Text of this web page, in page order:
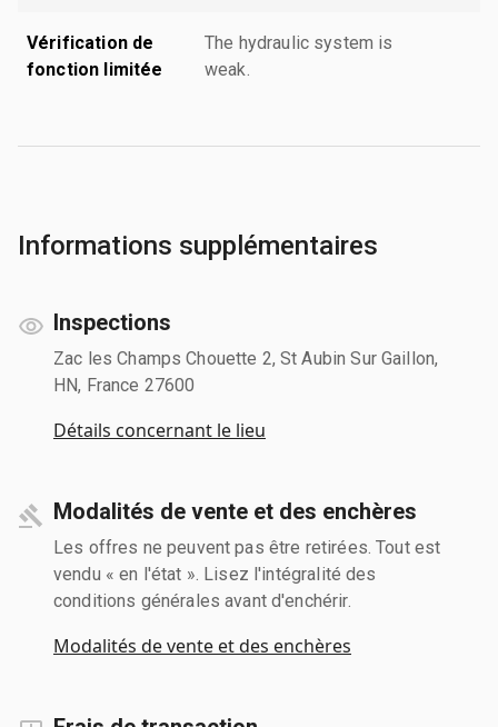
Vérification de
fonction limitée
The hydraulic system is
weak.
Informations supplémentaires
Inspections
Zac les Champs Chouette 2, St Aubin Sur Gaillon,
HN, France 27600
Détails concernant le lieu
Modalités de vente et des enchères
Les offres ne peuvent pas être retirées. Tout est
vendu « en l'état ». Lisez l'intégralité des
conditions générales avant d'enchérir.
Modalités de vente et des enchères